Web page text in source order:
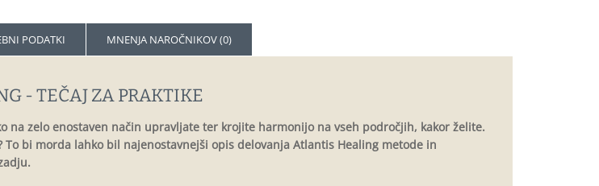
PODATKI MNENJA NAROČNIKOV (0)
- TEČAJ ZA PRAKTIKE
na zelo enostaven način upravljate ter krojite harmonijo na vseh področjih, kakor želite.
To bi morda lahko bil najenostavnejši opis delovanja Atlantis Healing metode in